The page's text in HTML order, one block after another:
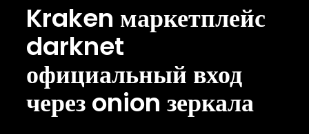
Kraken маркетплейс
darknet
официальный вход
через onion зеркала